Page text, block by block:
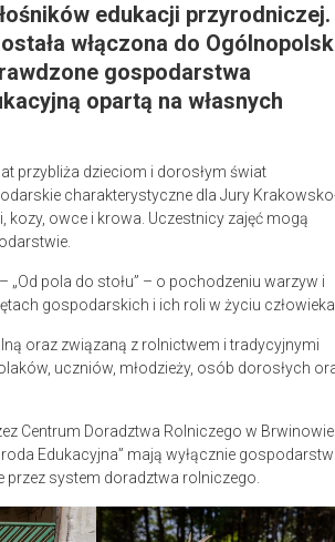
edukacji przyrodniczej.
włączona do
gospodarstwa
opartą na własnych
przybliża dzieciom i dorosłym świat
charakterystyczne dla Jury
kozy, owce i krowa. Uczestnicy zajęć mogą
pola do stołu” – o pochodzeniu warzyw i
gospodarskich i ich roli w życiu człowieka.
oraz związaną z rolnictwem i tradycyjnymi
uczniów, młodzieży, osób dorosłych
Centrum Doradztwa Rolniczego w Brwinowie
Edukacyjna” mają wyłącznie
przez system doradztwa rolniczego.